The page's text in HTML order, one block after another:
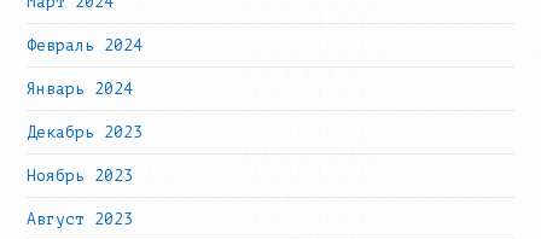
Февраль 2024
Январь 2024
Декабрь 2023
Ноябрь 2023
Август 2023